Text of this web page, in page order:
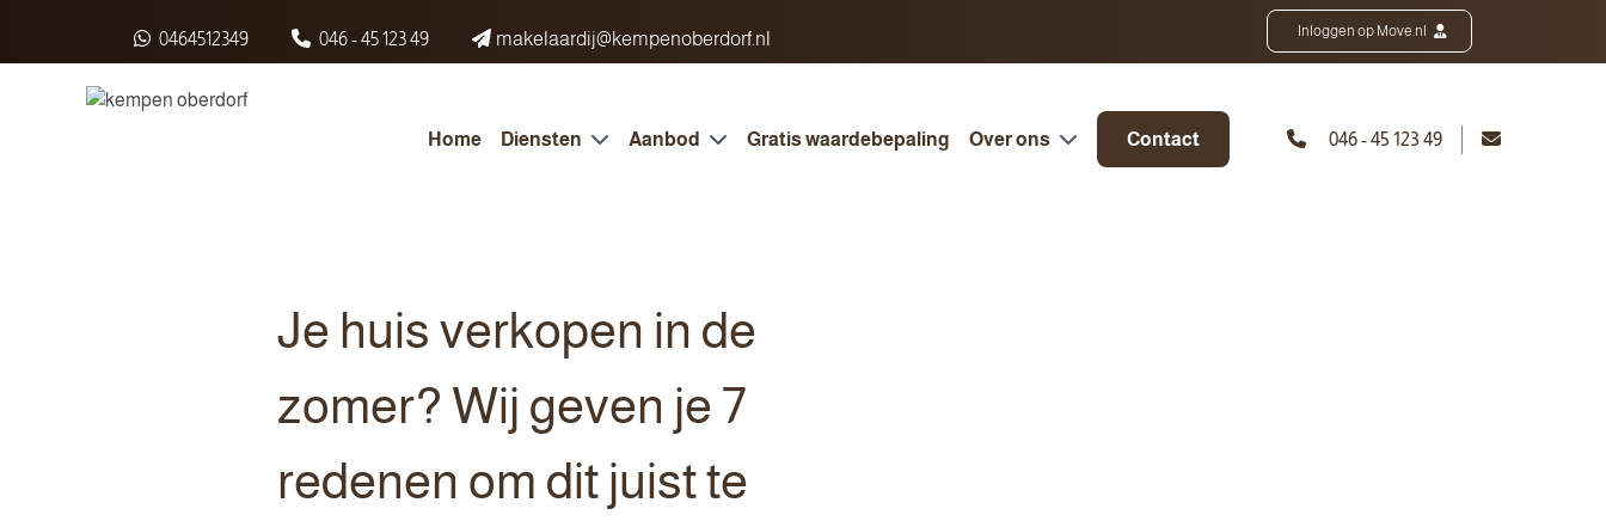
0464512349
046 - 45 123 49 makelaardij@kempenoberdorf.nl Inloggen op Move.nl
Home Diensten Aanbod Gratis waardebepaling Over ons Contact 046 - 45 123 49
Je huis verkopen in de
zomer? Wij geven je 7
redenen om dit juist te